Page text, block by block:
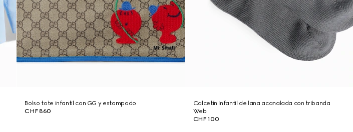
Bolso tote infantil con GG y estampado
CHF 860
Calcetín infantil de lana acanalada con tribanda
Web
CHF 100